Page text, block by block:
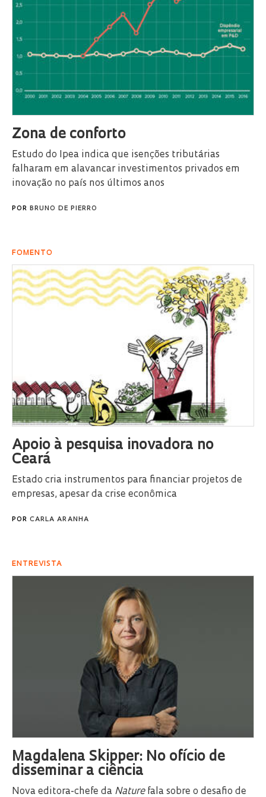
Zona de conforto
Estudo do Ipea indica que isenções tributárias
falharam em alavancar investimentos privados em
inovação no país nos últimos anos
POR BRUNO DE PIERRO
FOMENTO
Apoio à pesquisa inovadora no
Ceará
Estado cria instrumentos para financiar projetos de
empresas, apesar da crise econômica
POR CARLA ARANHA
ENTREVISTA
Magdalena Skipper: No ofício de
disseminar a ciência
Nova editora-chefe da Naturefala sobre o desafio de